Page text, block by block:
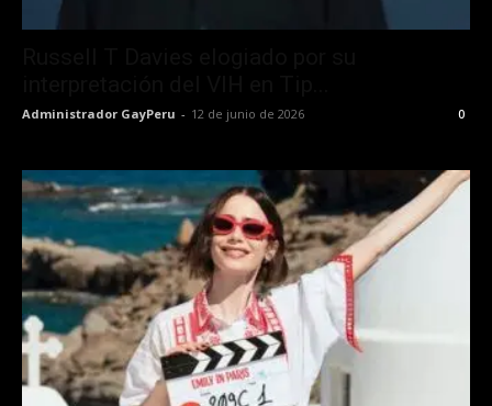
Administrador GayPeru - 12 de junio de 2026 0